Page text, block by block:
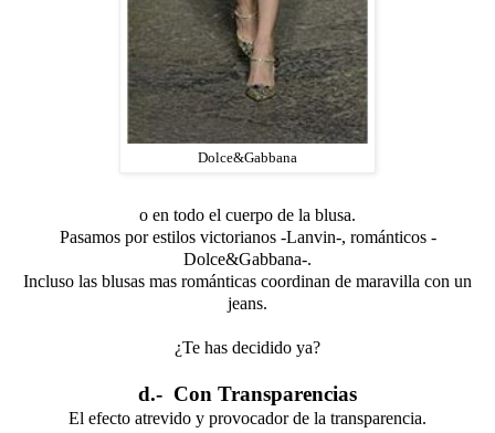
Dolce&Gabbana
o en todo el cuerpo de la blusa.
Pasamos por estilos victorianos -Lanvin-, románticos -
Dolce&Gabbana-.
Incluso las blusas mas románticas coordinan de maravilla con un
jeans.
¿Te has decidido ya?
d.- Con Transparencias
El efecto atrevido y provocador de la transparencia.